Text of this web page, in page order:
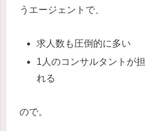
うエージェントで、
求人数も圧倒的に多い
1人のコンサルタントが
れる
ので。